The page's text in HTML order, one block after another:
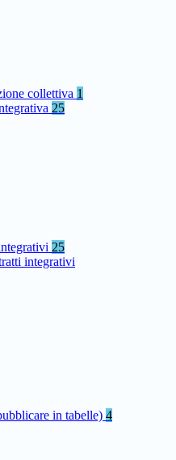
collettiva 1
25
25
integrativi
in tabelle) 4